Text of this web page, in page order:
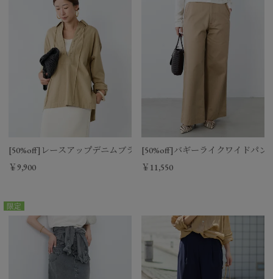
[50%off]レースアップデニムブラウス
￥9,900
[50%off]バギーライクワイドパン
￥11,550
限定